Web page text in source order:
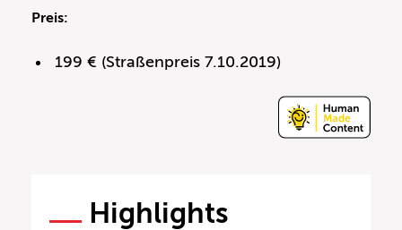
Preis:
199 € (Straßenpreis 7.10.2019)
Highlights